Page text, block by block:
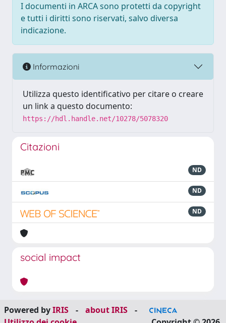
I documenti in ARCA sono protetti da copyright
e tutti i diritti sono riservati, salvo diversa
indicazione.
Informazioni
Utilizza questo identificativo per citare o creare
un link a questo documento:
https://hdl.handle.net/10278/5078320
Citazioni
ND
ND
ND
social impact
Powered byIRIS - about IRIS
-